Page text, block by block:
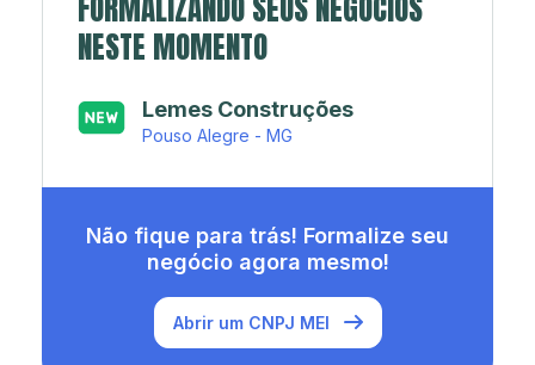
FORMALIZANDO SEUS NEGÓCIOS
NESTE MOMENTO
Lemes Construções
Pouso Alegre - MG
Não fique para trás! Formalize seu
negócio agora mesmo!
Abrir um CNPJ MEI